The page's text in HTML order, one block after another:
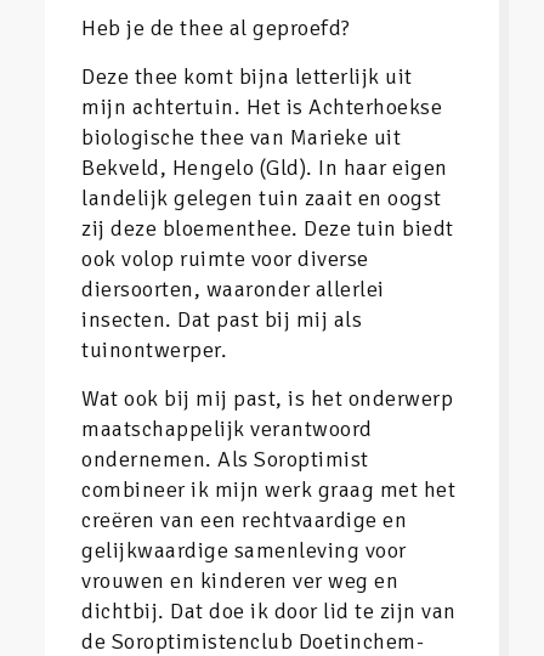
Heb je de thee al geproefd?
Deze thee komt bijna letterlijk uit
mijn achtertuin. Het is Achterhoekse
biologische thee van Marieke uit
Bekveld, Hengelo (Gld). In haar eigen
landelijk gelegen tuin zaait en oogst
zij deze bloementhee. Deze tuin biedt
ook volop ruimte voor diverse
diersoorten, waaronder allerlei
insecten. Dat past bij mij als
tuinontwerper.
Wat ook bij mij past, is het onderwerp
maatschappelijk verantwoord
ondernemen. Als Soroptimist
combineer ik mijn werk graag met het
creëren van een rechtvaardige en
gelijkwaardige samenleving voor
vrouwen en kinderen ver weg en
dichtbij. Dat doe ik door lid te zijn van
de Soroptimistenclub Doetinchem-